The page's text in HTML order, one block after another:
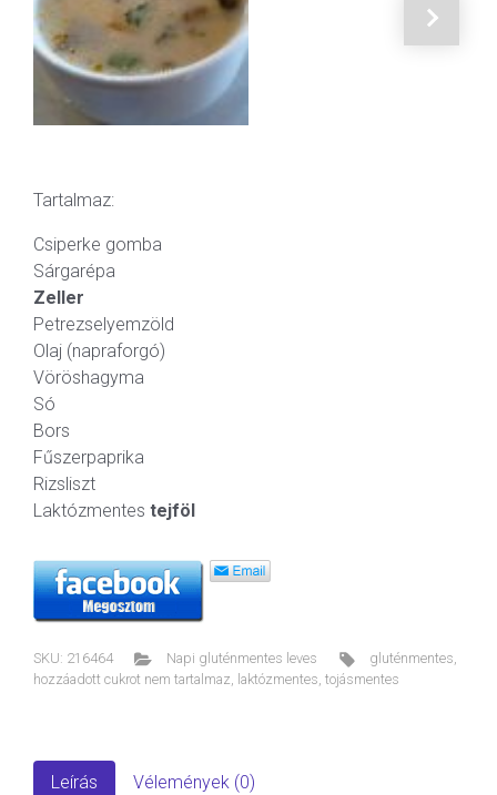
Tartalmaz:
Csiperke gomba
Sárgarépa
Zeller
Petrezselyemzöld
Olaj (napraforgó)
Vöröshagyma
Só
Bors
Fűszerpaprika
Rizsliszt
Laktózmentes tejföl
SKU: 216464 Napi gluténmentes leves gluténmentes,
hozzáadott cukrot nem tartalmaz, laktózmentes, tojásmentes
Leírás Vélemények (0)